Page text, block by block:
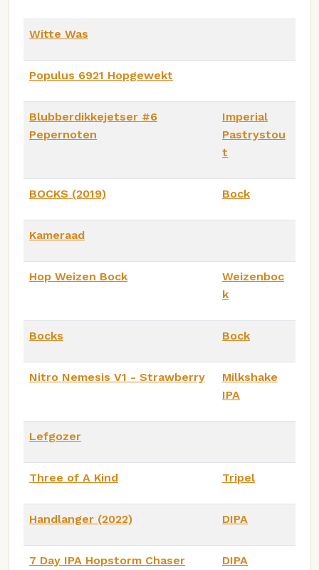
Witte Was
Populus 6921 Hopgewekt
Blubberdikkejetser #6
Pepernoten
Imperial
Pastrystou
t
BOCKS (2019) Bock
Kameraad
Hop Weizen Bock
Weizenboc
k
Bocks Bock
Nitro Nemesis V1 - Strawberry
Milkshake
IPA
Lefgozer
Three of A Kind Tripel
Handlanger (2022) DIPA
7 Day IPA Hopstorm Chaser DIPA